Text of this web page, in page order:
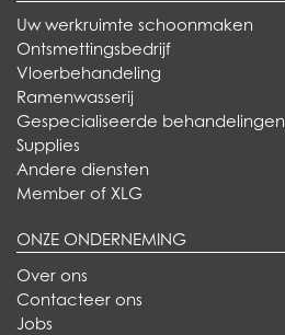
Uw werkruimte schoonmaken
Ontsmettingsbedrijf
Vloerbehandeling
Ramenwasserij
Gespecialiseerde behandelingen
Supplies
Andere diensten
Member of XLG
ONZE ONDERNEMING
Over ons
Contacteer ons
Jobs